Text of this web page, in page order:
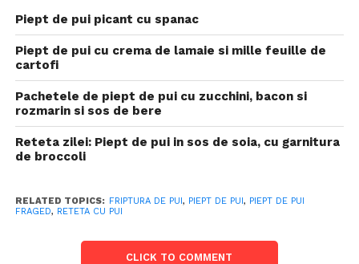
Piept de pui picant cu spanac
Piept de pui cu crema de lamaie si mille feuille de
cartofi
Pachetele de piept de pui cu zucchini, bacon si
rozmarin si sos de bere
Reteta zilei: Piept de pui in sos de soia, cu garnitura
de broccoli
RELATED TOPICS: FRIPTURA DE PUI, PIEPT DE PUI, PIEPT DE PUI
FRAGED, RETETA CU PUI
CLICK TO COMMENT